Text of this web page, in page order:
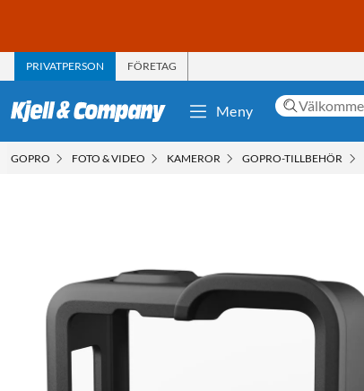
PRIVATPERSON FÖRETAG
Meny
GOPRO FOTO & VIDEO KAMEROR GOPRO-TILLBEHÖR